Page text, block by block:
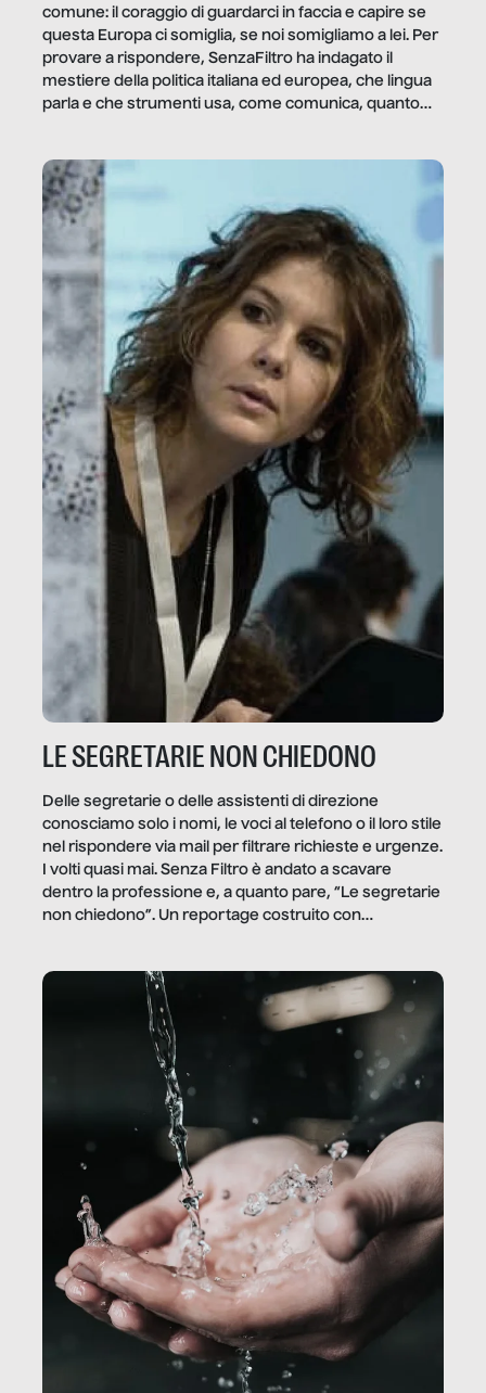
comune: il coraggio di guardarci in faccia e capire se
questa Europa ci somiglia, se noi somigliamo a lei. Per
provare a rispondere, SenzaFiltro ha indagato il
mestiere della politica italiana ed europea, che lingua
parla e che strumenti usa, come comunica, quanto
LE SEGRETARIE NON CHIEDONO
Delle segretarie o delle assistenti di direzione
conosciamo solo i nomi, le voci al telefono o il loro stile
nel rispondere via mail per filtrare richieste e urgenze.
I volti quasi mai. Senza Filtro è andato a scavare
dentro la professione e, a quanto pare, “Le segretarie
non chiedono”. Un reportage costruito con